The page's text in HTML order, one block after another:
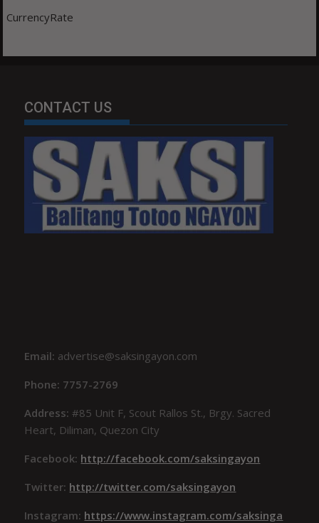
CurrencyRate
CONTACT US
Email: advertise@saksingayon.com
Phone: 7757-2769
Address:#85 Unit F, Scout Rallos St., Brgy. Sacred
Heart, Diliman, Quezon City
Facebook: http://facebook.com/saksingayon
Twitter: http://twitter.com/saksingayon
Instagram: https://www.instagram.com/saksinga